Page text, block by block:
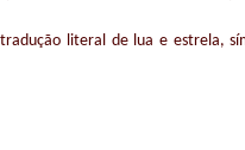
literal de lua e estrela,